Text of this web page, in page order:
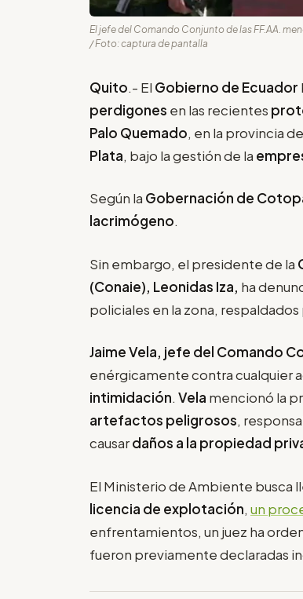
El jefe del Comando Conjunto de las FF.AA.
/ Foto: captura de pantalla
Quito.- El Gobierno de Ecuador
perdigones en las recientes
Palo Quemado, en la provincia de
Plata, bajo la gestión de la
Según la Gobernación de
lacrimógeno.
Sin embargo, el presidente de la
(Conaie), Leonidas Iza, ha
policiales en la zona,
Jaime Vela, jefe del Comando
enérgicamente contra cualquier
intimidación. Vela mencionó la
artefactos peligrosos,
causardaños a la propiedad
El Ministerio de Ambiente busca
licencia de explotación, un
enfrentamientos, un juez ha
fueron previamente declaradas